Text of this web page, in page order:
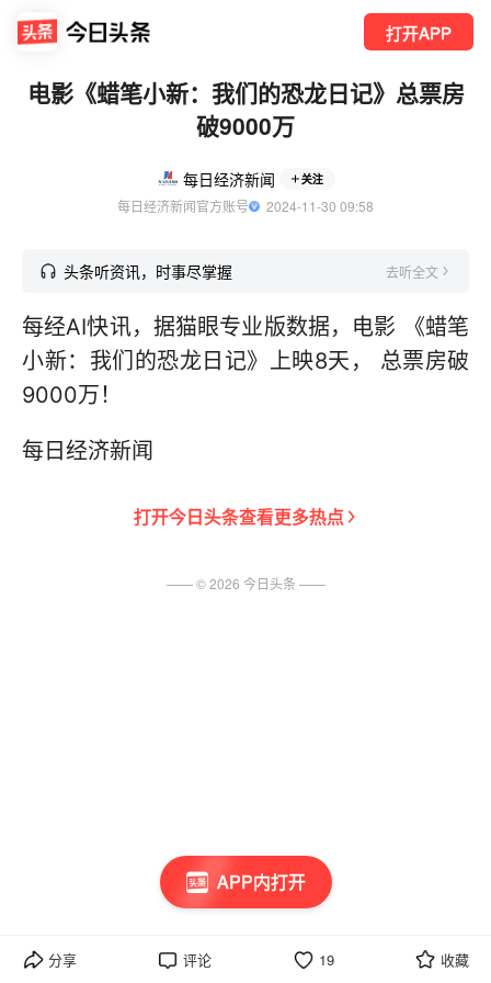
打开APP
APP内打开
电影《蜡笔小新：我们的恐龙日记》总票房
破9000万
每日经济新闻 关注
每日经济新闻官方账号
  2024-11-30 09:58
头条听资讯，时事尽掌握 去听全文
每经AI快讯，据猫眼专业版数据，电影 《蜡笔
小新：我们的恐龙日记》上映8天， 总票房破
9000万！
每日经济新闻
打开今日头条查看更多热点
分享 评论 19 收藏
—— ©2026 今日头条 ——